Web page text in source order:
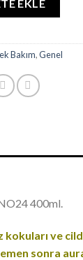
EKLE
Bakım,Genel
400ml.
ve cildi
sonra